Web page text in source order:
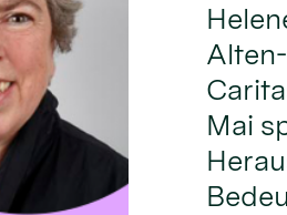
Mai